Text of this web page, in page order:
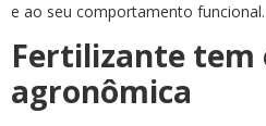
e ao seu comportamento funcional.
Fertilizante tem
agronômica